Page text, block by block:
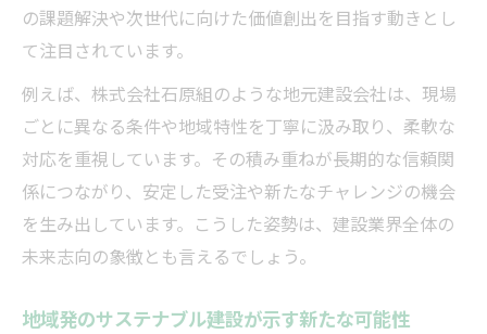
の課題解決や次世代に向けた価値創出を目指す動きとし
て注目されています。
例えば、株式会社石原組のような地元建設会社は、現場
ごとに異なる条件や地域特性を丁寧に汲み取り、柔軟な
対応を重視しています。その積み重ねが長期的な信頼関
係につながり、安定した受注や新たなチャレンジの機会
を生み出しています。こうした姿勢は、建設業界全体の
未来志向の象徴とも言えるでしょう。
地域発のサステナブル建設が示す新たな可能性